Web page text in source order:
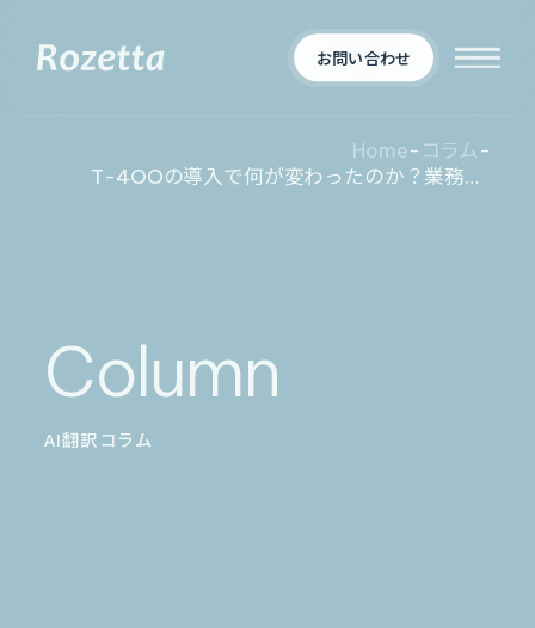
企業情報
News
お知らせ
適時開示
プロダクト
お問い合わせ
Home- コラム-
T-4OOの導入で何が変わったのか？業務改善を実現した企業事例から学ぶ実践ポイント
Column
AI翻訳コラム